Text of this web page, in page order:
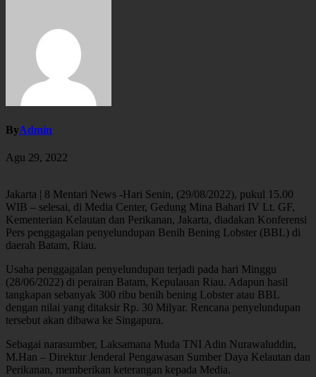
ByAdmin
Agu 29, 2022
Jakarta | 8 Mentari News -Hari Senin, (29/08/2022), pukul 15.00
WIB – selesai, di Media Center, Gedung Mina Bahari IV Lt. GF,
Kementerian Kelautan dan Perikanan, Jakarta, diadakan Konferensi
Pers penggagalan penyelundupan Benih Bening Lobster (BBL) di
daerah Batam, Riau.
Usaha penggagalan penyelundupan terjadi pada hari Minggu
(28/06/2022) di perairan Batam, Kepulauan Riau. Adapun hasil
tangkapan sebanyak 300 ribu benih bening Lobster atau BBL
dengan nilai yang ditaksir Rp. 30 Milyar. Rencana penyelundupan
tersebut akan dibawa ke Singapura.
Sebagai narasumber, Laksamana Muda TNI Adin Nurawaluddin,
M.Han – Direktur Jenderal Pengawasan Sumber Daya Kelautan dan
Perikanan, memberikan keterangan kepada Media.